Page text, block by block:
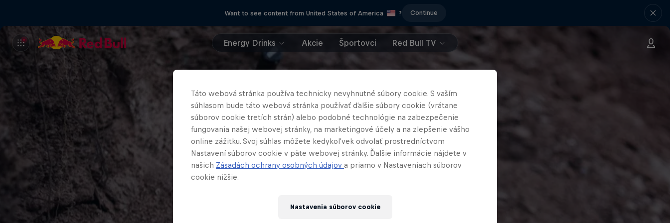
Want to see content from United States of America ? Continue
Energy Drinks Akcie Športovci Red Bull TV
Táto webová stránka používa technicky nevyhnutné súbory cookie. S vaším
súhlasom bude táto webová stránka používať ďalšie súbory cookie (vrátane
súborov cookie tretích strán) alebo podobné technológie na zabezpečenie
fungovania našej webovej stránky, na marketingové účely a na zlepšenie vášho
online zážitku. Svoj súhlas môžete kedykoľvek odvolať prostredníctvom
Nastavení súborov cookie v päte webovej stránky. Ďalšie informácie nájdete v
našich Zásadách ochrany osobných údajov a priamo v Nastaveniach súborov
cookie nižšie.
Nastavenia súborov cookie